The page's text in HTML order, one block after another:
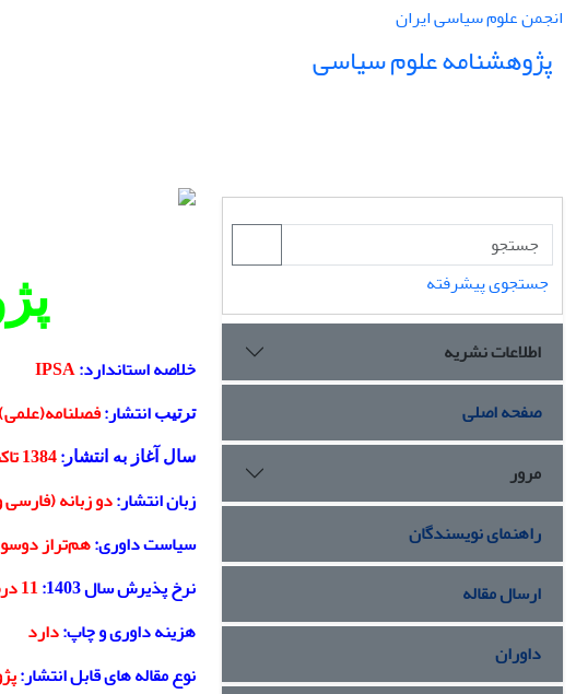
انجمن علوم سیاسی ایران
پژوهشنامه علوم سیاسی
جستجوی پیشرفته
اطلاعات نشریه
صفحه اصلی
مرور
راهنمای نویسندگان
ارسال مقاله
داوران
خلاصه استاندارد: IPSA
ترتیب انتشار:فصلنامه(علمی)
سال آغاز به انتشار :1384 تاکنون
زبان انتشار:دو زبانه (فارسی
سیاست داوری:هم‌تراز
نرخ پذیرش سال 1403:
11 درصد
هزینه داوری و چاپ:دارد
نوع مقاله های قابل انتشار: